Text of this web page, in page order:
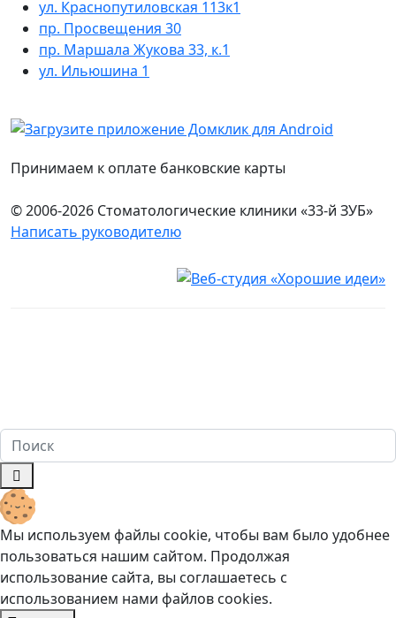
ул. Краснопутиловская 113к1
пр. Просвещения 30
пр. Маршала Жукова 33, к.1
ул. Ильюшина 1
Принимаем к оплате банковские карты
© 2006-2026 Стоматологические клиники «33-й ЗУБ»
Написать руководителю
Мы используем файлы cookie, чтобы вам было удобнее
пользоваться нашим сайтом. Продолжая
использование сайта, вы соглашаетесь c
использованием нами файлов cookies.